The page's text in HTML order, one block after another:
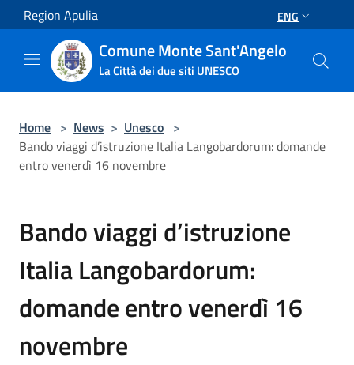
Salta al contenuto principale
Region Apulia ENG
Comune Monte Sant'Angelo
La Città dei due siti UNESCO
Home > News > Unesco >
Bando viaggi d’istruzione Italia Langobardorum: domande
entro venerdì 16 novembre
Bando viaggi d’istruzione
Italia Langobardorum:
domande entro venerdì 16
novembre